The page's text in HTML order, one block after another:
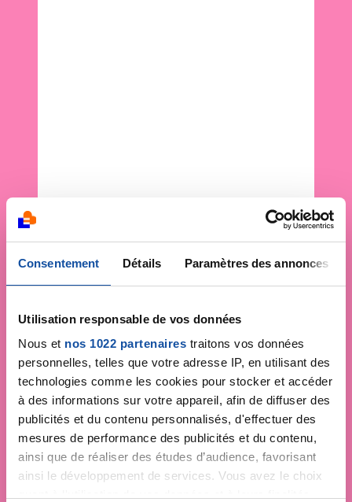
Consentement Détails Paramètres des annonces
Utilisation responsable de vos données
Nous et nos 1022 partenaires traitons vos données
personnelles, telles que votre adresse IP, en utilisant des
technologies comme les cookies pour stocker et accéder
à des informations sur votre appareil, afin de diffuser des
publicités et du contenu personnalisés, d'effectuer des
mesures de performance des publicités et du contenu,
ainsi que de réaliser des études d’audience, favorisant
ainsi le développement de services. Vous avez le choix